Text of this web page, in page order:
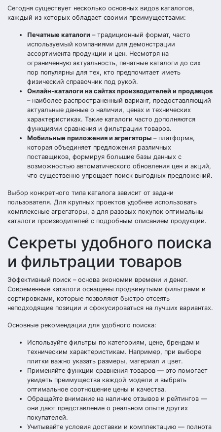
Сегодня существует несколько основных видов каталогов,
каждый из которых обладает своими преимуществами:
Печатные каталоги – традиционный формат, часто
используемый компаниями для демонстрации
ассортимента продукции и цен. Несмотря на
ограниченную актуальность, печатные каталоги до сих
пор популярны для тех, кто предпочитает иметь
физический справочник под рукой.
Онлайн-каталоги на сайтах производителей и продавцов
– наиболее распространенный вариант, предоставляющий
актуальные данные о наличии, ценах и технических
характеристиках. Такие каталоги часто дополняются
функциями сравнения и фильтрации товаров.
Мобильные приложения и агрегаторы – платформа,
которая объединяет предложения различных
поставщиков, формируя большие базы данных с
возможностью автоматического обновления цен и акций,
что существенно упрощает поиск выгодных предложений.
Выбор конкретного типа каталога зависит от задачи
пользователя. Для крупных проектов удобнее использовать
комплексные агрегаторы, а для разовых покупок оптимальны
каталоги производителей с подробным описанием продукции.
Секреты удобного поиска
и фильтрации товаров
Эффективный поиск – основа экономии времени и денег.
Современные каталоги оснащены продвинутыми фильтрами и
сортировками, которые позволяют быстро отсеять
неподходящие позиции и сфокусироваться на лучших вариантах.
Основные рекомендации для удобного поиска:
Используйте фильтры по категориям, цене, брендам и
техническим характеристикам. Например, при выборе
плитки важно указать размеры, материал и цвет.
Применяйте функции сравнения товаров — это помогает
увидеть преимущества каждой модели и выбрать
оптимальное соотношение цены и качества.
Обращайте внимание на наличие отзывов и рейтингов —
они дают представление о реальном опыте других
покупателей.
Учитывайте условия доставки и комплектацию — полнота